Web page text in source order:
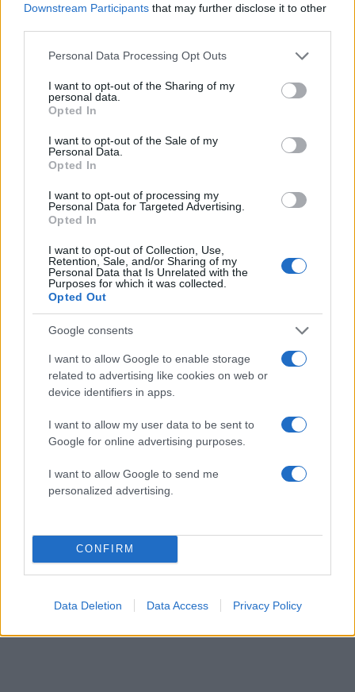
Downstream Participants that may further disclose it to other
Please note that this website/app uses one or more Google
not limited to your visit or usage behaviour. You may click to
grant or deny consent to Google and its third-party tags to
use your data for below specified purposes in below Google
consent section.
Personal Data Processing Opt Outs
I want to opt-out of the Sharing of my
personal data.
Opted In
I want to opt-out of the Sale of my
Personal Data.
Opted In
I want to opt-out of processing my
Personal Data for Targeted Advertising.
Opted In
I want to opt-out of Collection, Use,
Retention, Sale, and/or Sharing of my
Personal Data that Is Unrelated with the
Purposes for which it was collected.
Opted Out
Google consents
I want to allow Google to enable storage
related to advertising like cookies on web or
device identifiers in apps.
I want to allow my user data to be sent to
Google for online advertising purposes.
I want to allow Google to send me
personalized advertising.
CONFIRM
Data Deletion Data Access Privacy Policy
Κατερίνα Καινούργιου: Η νέα φωτογραφία της
κόρης της από τις διακοπές τους στην Πάρο
08.08.2026
Στέφανος Κασσελάκης: «Η δημιουργία
οικογένειας είναι ένα από τα πιο όμορφα και
δημιουργικά όνειρα που έχω»